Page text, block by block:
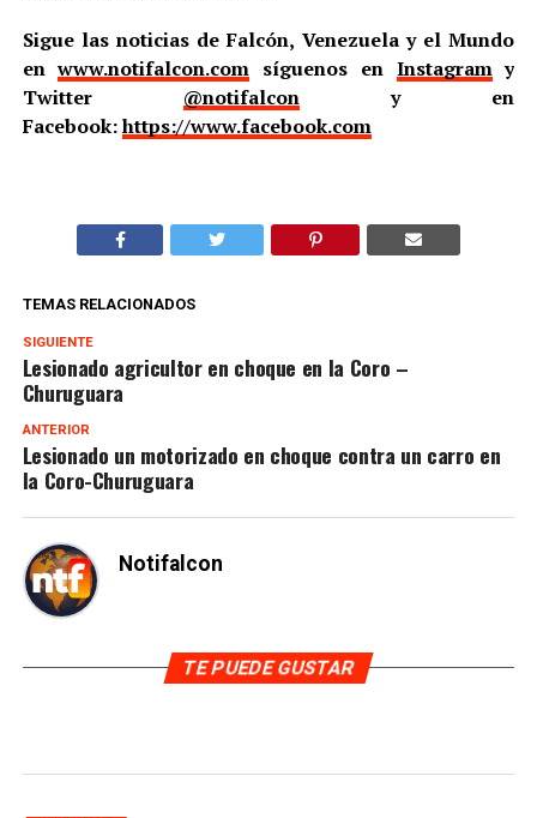
Sigue las noticias de Falcón, Venezuela y el Mundo
enwww.notifalcon.com síguenos en Instagramy
Twitter @notifalcony en
Facebook:https://www.facebook.com
TEMAS RELACIONADOS
SIGUIENTE
Lesionado agricultor en choque en la Coro –
Churuguara
ANTERIOR
Lesionado un motorizado en choque contra un carro en
la Coro-Churuguara
Notifalcon
TE PUEDE GUSTAR